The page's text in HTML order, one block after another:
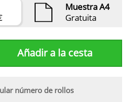
Muestra A4
Gratuita
Añadir a la cesta
número de rollos